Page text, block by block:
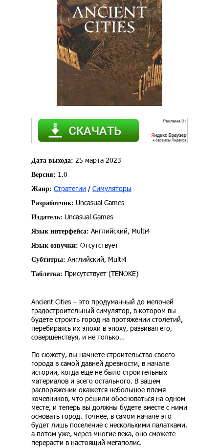
Дата выхода: 25 марта 2023
Версия: 1.0
Жанр: Стратегии / Симуляторы
Разработчик: Uncasual Games
Издатель: Uncasual Games
Язык интерфейса: Английский, Multi4
Язык озвучки: Отсутствует
Субтитры: Английский, Multi4
Таблетка: Присутствует (TENOKE)
Ancient Cities – это продуманный до мелочей
градостроительный симулятор, в котором вы
будете строить город на протяжении столетий,
перебираясь их эпохи в эпоху, развивая его,
совершенствуя, и не только…
По сюжету, вы начнете строительство своего
города в самой давней древности, в начале
истории, когда еще не было строительных
материалов и всего остального. В вашем
распоряжении окажется небольшое племя
кочевников, что решили обосноваться на одном
месте, и теперь вы должны будете вместе с ними
основать город. Точнее, в самом начале это
будет лишь поселение с несколькими палатками,
а потом уже, через многие века, оно сможете
перерасти в настоящий мегаполис.